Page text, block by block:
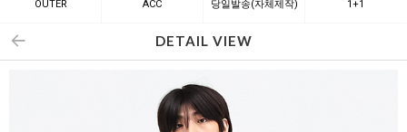
OUTER ACC 당일발송(자체제작) 1+1
DETAIL VIEW